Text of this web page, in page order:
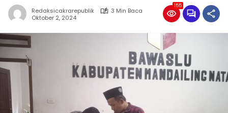
Redaksicakrarepublik
3 Min Baca
Oktober 2, 2024
155